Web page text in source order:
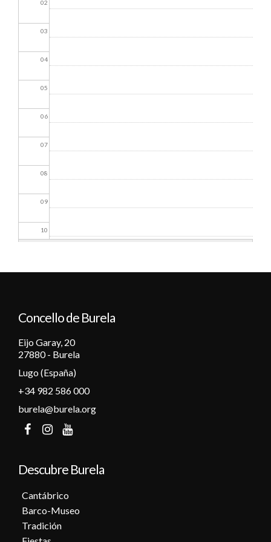
02
03
04
05
06
07
08
09
10
13
14
15
17
20
Concello de Burela
Eijo Garay, 20
27880 - Burela
Lugo (España)
+34 982 586 000
burela@burela.org
Descubre Burela
Cantábrico
Barco-Museo
Tradición